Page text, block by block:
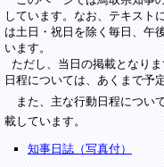
しています。なお、テキスト
は土日・祝日を除く毎日、午
います。
ただし、当日の掲載となり
日程については、あくまで予
また、主な行動日程につい
載しています。
知事日誌（写真付）